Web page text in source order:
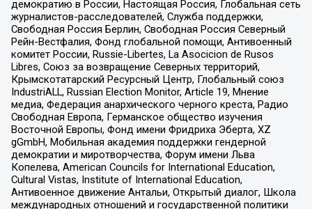
демократию в России, Настоящая Россия, Глобальная сеть
журналистов-расследователей, Служба поддержки,
Свободная Россия Берлин, Свободная Россия Северный
Рейн-Вестфалия, Фонд глобальной помощи, Антивоенный
комитет России, Russie-Libertes, La Asocicion de Rusos
Libres, Союз за возвращение Северных территорий,
Крымскотатарский Ресурсный Центр, Глобальный союз
IndustriALL, Russian Election Monitor, Article 19, Мнение
медиа, Федерация анархического черного креста, Радио
Свободная Европа, Германское общество изучения
Восточной Европы, Фонд имени Фридриха Эберта, XZ
gGmbH, Мобильная академия поддержки гендерной
демократии и миротворчества, Форум имени Льва
Копелева, American Councils for International Education,
Cultural Vistas, Institute of International Education,
Антивоенное движение Антальи, Открытый диалог, Школа
международных отношений и государственной политики